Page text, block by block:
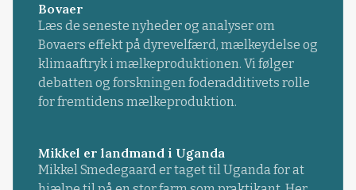
Bovaer
Læs de seneste nyheder og analyser om
Bovaers effekt på dyrevelfærd, mælkeydelse og
klimaaftryk i mælkeproduktionen. Vi følger
debatten og forskningen foderadditivets rolle
for fremtidens mælkeproduktion.
Mikkel er landmand i Uganda
Mikkel Smedegaard er taget til Uganda for at